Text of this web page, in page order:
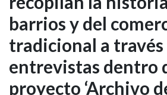
y
UPNA
recopilan
la
barrios y del
tradicional a través
entrevistas dentro
proyecto ‘Archivo